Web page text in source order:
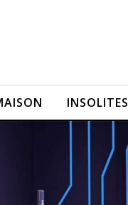
INSOLITES